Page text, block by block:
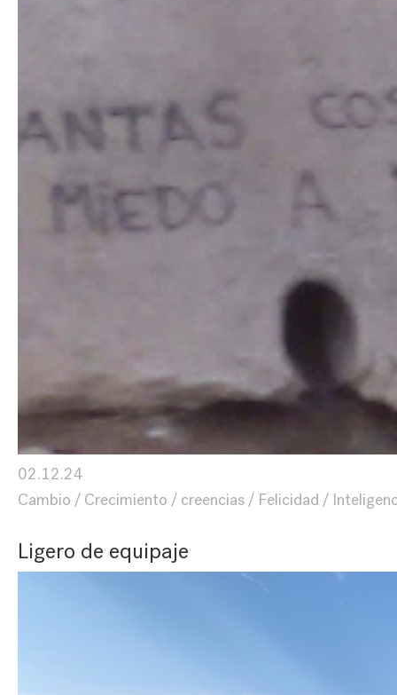
02.12.24
Cambio
Crecimiento creencias Felicidad
Ligero de equipaje